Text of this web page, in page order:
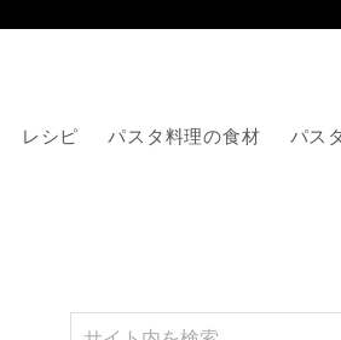
レシピ パスタ料理の食材 パス